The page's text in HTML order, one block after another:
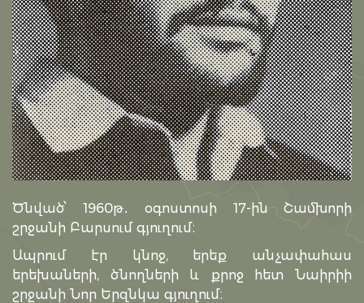
Ծնված՝ 1960թ․ օգոստոսի 17-ին Շամխորի
շրջանի Բարսում գյուղում։
Ապրում էր կնոջ, երեք անչափահաս
երեխաների, ծնողների և քրոջ հետ Նաիրիի
շրջանի Նոր Երզնկա գյուղում։